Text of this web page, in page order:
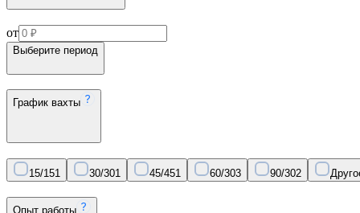
от
Выберите период
График вахты
15/151 30/301 45/451 60/303 90/302
Опыт работы